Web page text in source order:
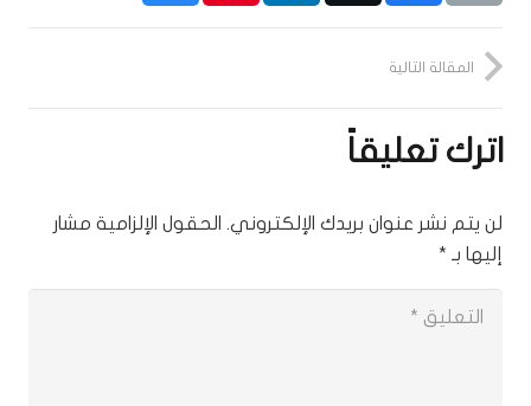
المقالة التالية
اترك تعليقاً
لن يتم نشر عنوان بريدك الإلكتروني. الحقول الإلزامية مشار
إليها بـ *